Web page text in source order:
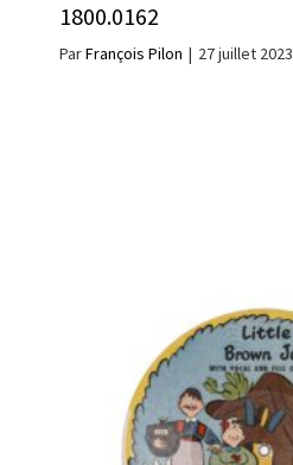
1800.0162
ParFrançois Pilon | 27 juillet 2023